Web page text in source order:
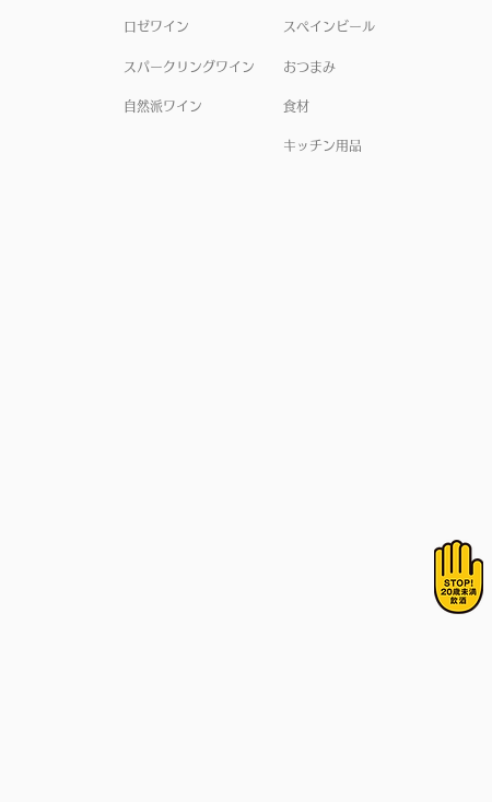
ロゼワイン スペインビール
スパークリングワイン おつまみ
自然派ワイン 食材
キッチン用品